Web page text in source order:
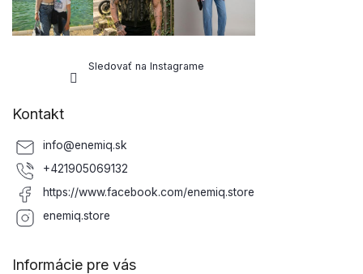
Sledovať na Instagrame
Kontakt
info@enemiq.sk
+421905069132
https://www.facebook.com/enemiq.store
enemiq.store
Informácie pre vás